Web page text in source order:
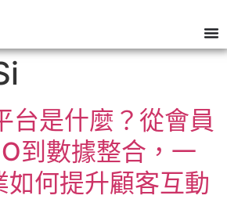
台是什麼？從會員
到數據整合，一
如何提升顧客互動